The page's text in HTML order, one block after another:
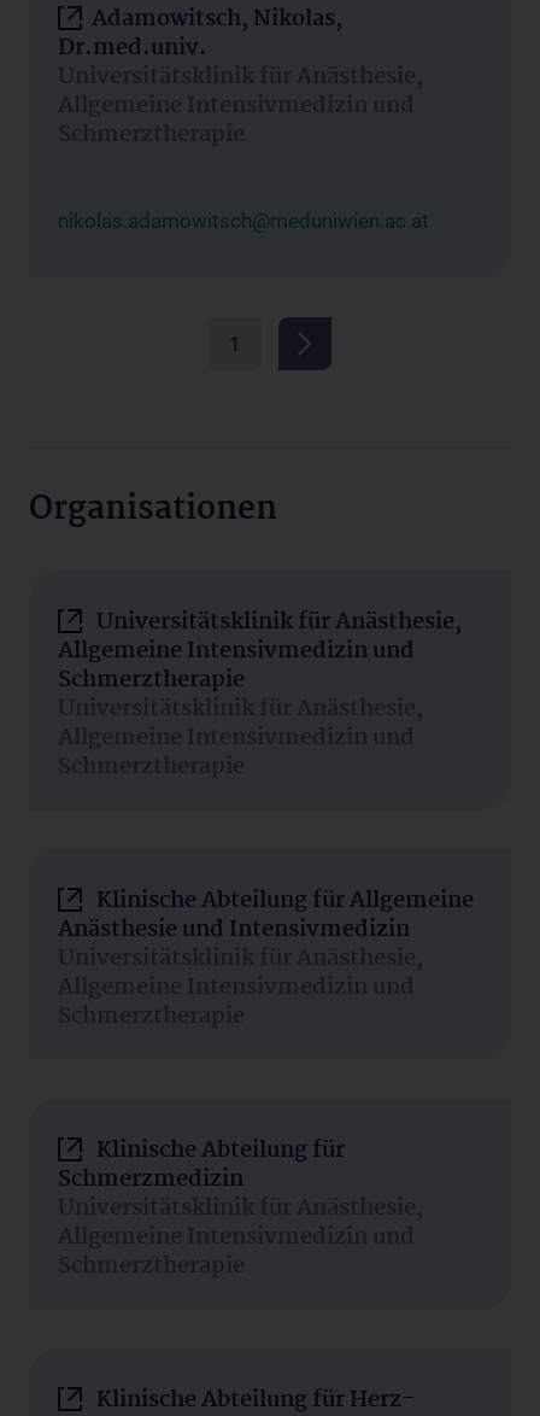
Adamowitsch, Nikolas,
Dr.med.univ.
Universitätsklinik für Anästhesie,
Allgemeine Intensivmedizin und
Schmerztherapie
nikolas.adamowitsch@meduniwien.ac.at
1
Organisationen
Universitätsklinik für Anästhesie,
Allgemeine Intensivmedizin und
Schmerztherapie
Universitätsklinik für Anästhesie,
Allgemeine Intensivmedizin und
Schmerztherapie
Klinische Abteilung für Allgemeine
Anästhesie und Intensivmedizin
Universitätsklinik für Anästhesie,
Allgemeine Intensivmedizin und
Schmerztherapie
Klinische Abteilung für
Schmerzmedizin
Universitätsklinik für Anästhesie,
Allgemeine Intensivmedizin und
Schmerztherapie
Klinische Abteilung für Herz-